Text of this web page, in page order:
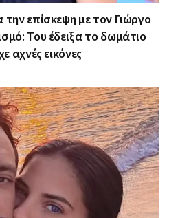
επίσκεψη με τον Γιώργο
Του έδειξα το δωμάτιο
αχνές εικόνες